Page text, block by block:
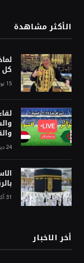
الأكثر مشاهدة
كل
15 نوفمبر، 2025
24 ديسمبر، 2025
31 أكتوبر، 2025
أخر الاخبار